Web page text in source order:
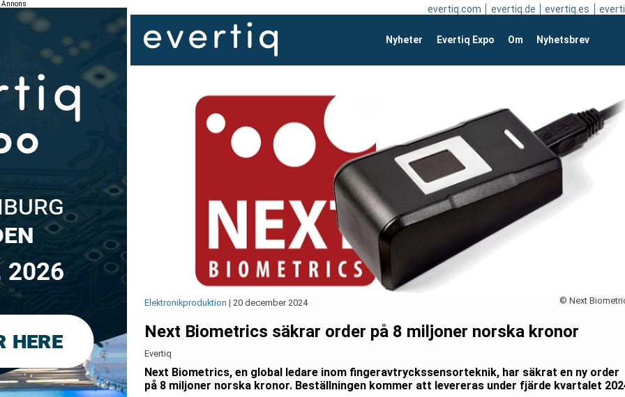
Annons evertiq.com evertiq.de evertiq.es
Nyheter Evertiq Expo Om Nyhetsbrev
© Next
Elektronikproduktion | 20 december 2024
Next Biometrics säkrar order på 8 miljoner norska kronor
Evertiq
Next Biometrics, en global ledare inom fingeravtryckssensorteknik, har säkrat en ny order
på 8 miljoner norska kronor. Beställningen kommer att levereras under fjärde kvartalet